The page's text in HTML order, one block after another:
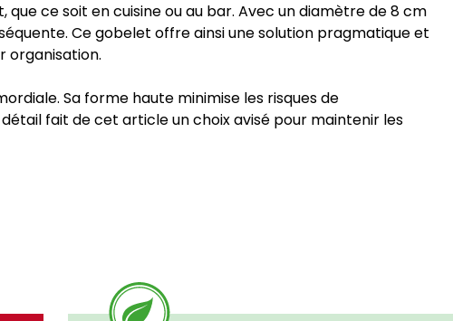
ce soit en cuisine ou au bar. Avec un diamètre de 8 cm
Ce gobelet offre ainsi une solution pragmatique et
organisation.
Sa forme haute minimise les risques de
fait de cet article un choix avisé pour maintenir les